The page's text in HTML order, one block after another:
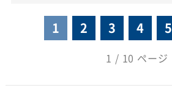
1 2 3 4 5
1 / 10 ページ